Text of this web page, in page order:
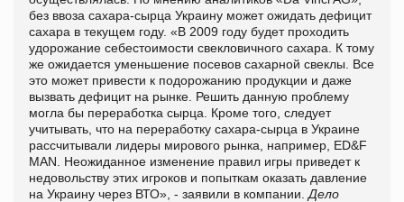
без ввоза сахара-сырца Украину может ожидать дефицит
сахара в текущем году. «В 2009 году будет проходить
удорожание себестоимости свекловичного сахара. К тому
же ожидается уменьшение посевов сахарной свеклы. Все
это может привести к подорожанию продукции и даже
вызвать дефицит на рынке. Решить данную проблему
могла бы переработка сырца. Кроме того, следует
учитывать, что на переработку сахара-сырца в Украине
рассчитывали лидеры мирового рынка, например, ED&F
MAN. Неожиданное изменение правил игры приведет к
недовольству этих игроков и попыткам оказать давление
на Украину через ВТО», - заявили в компании. Дело